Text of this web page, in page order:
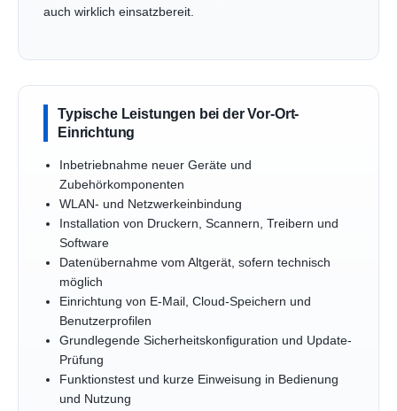
auch wirklich einsatzbereit.
Typische Leistungen bei der Vor-Ort-
Einrichtung
Inbetriebnahme neuer Geräte und
Zubehörkomponenten
WLAN- und Netzwerkeinbindung
Installation von Druckern, Scannern, Treibern und
Software
Datenübernahme vom Altgerät, sofern technisch
möglich
Einrichtung von E-Mail, Cloud-Speichern und
Benutzerprofilen
Grundlegende Sicherheitskonfiguration und Update-
Prüfung
Funktionstest und kurze Einweisung in Bedienung
und Nutzung